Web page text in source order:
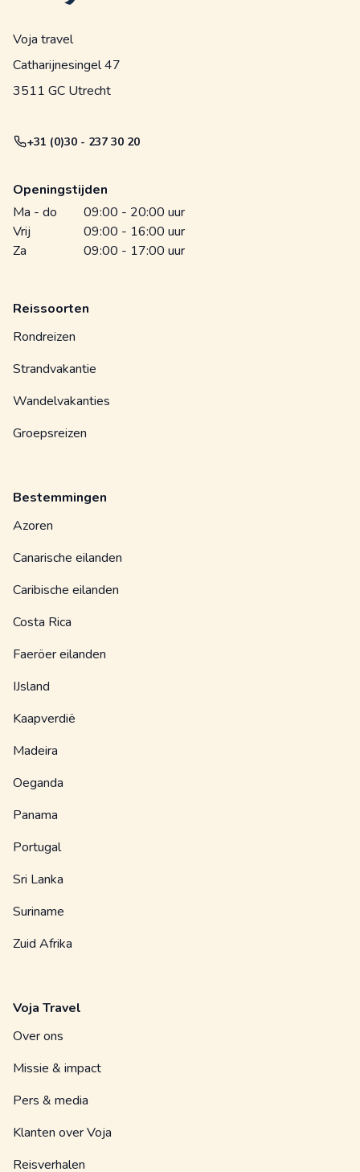
Voja travel
Catharijnesingel 47
3511 GC Utrecht
+31 (0)30 - 237 30 20
Openingstijden
Ma - do
09:00 - 20:00 uur
Vrij
09:00 - 16:00 uur
Za
09:00 - 17:00 uur
Reissoorten
Rondreizen
Strandvakantie
Wandelvakanties
Groepsreizen
Bestemmingen
Azoren
Canarische eilanden
Caribische eilanden
Costa Rica
Faeröer eilanden
IJsland
Kaapverdië
Madeira
Oeganda
Panama
Portugal
Sri Lanka
Suriname
Zuid Afrika
Voja Travel
Over ons
Missie & impact
Pers & media
Klanten over Voja
Reisverhalen